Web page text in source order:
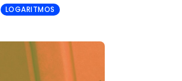
LOGARITMOS